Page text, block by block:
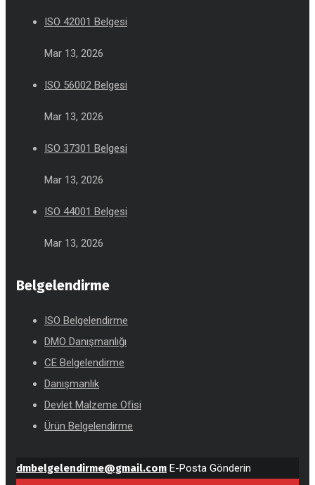
ISO 42001 Belgesi
Mar 13, 2026
ISO 56002 Belgesi
Mar 13, 2026
ISO 37301 Belgesi
Mar 13, 2026
ISO 44001 Belgesi
Mar 13, 2026
Belgelendirme
ISO Belgelendirme
DMO Danışmanlığı
CE Belgelendirme
Danışmanlık
Devlet Malzeme Ofisi
Ürün Belgelendirme
dmbelgelendirme@gmail.com E-Posta Gönderin